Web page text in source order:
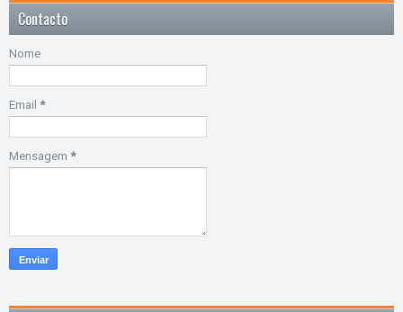
Contacto
Nome
Email *
Mensagem *